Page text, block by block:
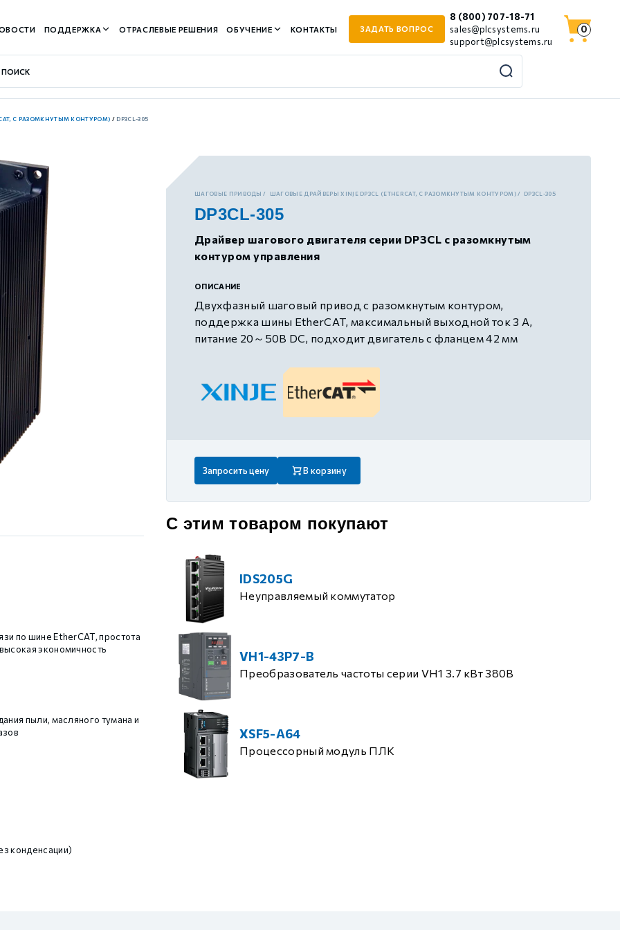
ПОДДЕРЖКА ОТРАСЛЕВЫЕ РЕШЕНИЯ ОБУЧЕНИЕ КОНТАКТЫ ЗАДАТЬ ВОПРОС
8 (800) 707-18-71
sales@plcsystems.ru
support@plcsystems.ru
0
С РАЗОМКНУТЫМ КОНТУРОМ) / DP3CL-305
ШАГОВЫЕ ПРИВОДЫ ШАГОВЫЕ ДРАЙВЕРЫ XINJE DP3СL (ETHERCAT, С РАЗОМКНУТЫМ КОНТУРОМ) DP3CL-305
DP3CL-305
Драйвер шагового двигателя серии DP3СL с разомкнутым
контуром управления
ОПИСАНИЕ
Двухфазный шаговый привод с разомкнутым контуром,
поддержка шины EtherCAT, максимальный выходной ток 3 А,
питание 20～50В DC, подходит двигатель с фланцем 42 мм
Запросить цену В корзину
по шине EtherCAT, простота
экономичность
пыли, масляного тумана и
конденсации)
С этим товаром покупают
IDS205G
Неуправляемый коммутатор
VH1-43P7-B
Преобразователь частоты серии VH1 3.7 кВт 380В
XSF5-A64
Процессорный модуль ПЛК
с разомкнутым контуром)
контуром)